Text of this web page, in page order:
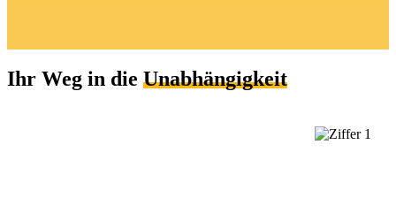
Ihr Weg in die Unabhängigkeit